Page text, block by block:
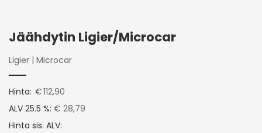
Jäähdytin Ligier/Microcar
Ligier | Microcar
Hinta: €112,90
ALV 25.5 %: € 28,79
Hinta sis. ALV: